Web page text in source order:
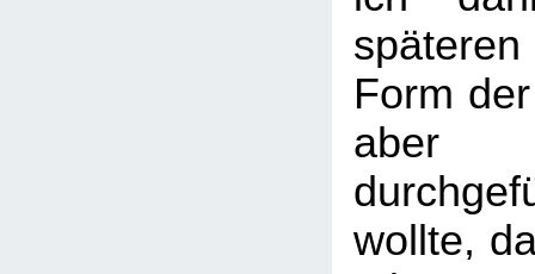
Form
aber
wollte,